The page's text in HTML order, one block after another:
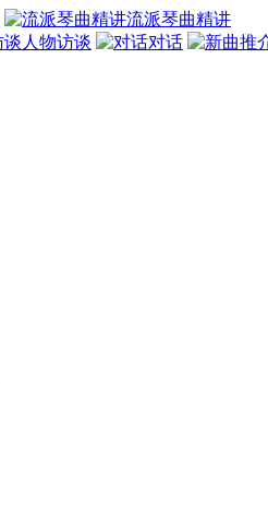
流派琴曲精讲
人物访谈 对话